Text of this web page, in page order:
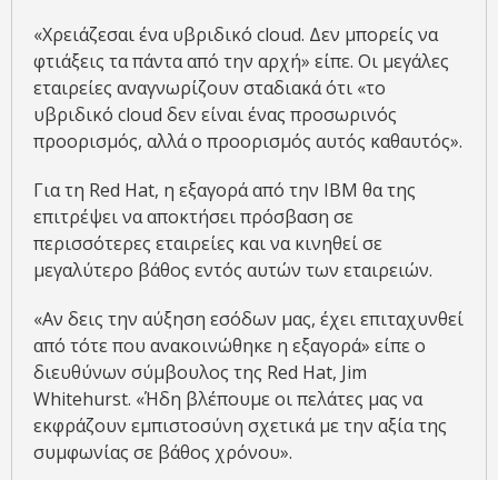
«Χρειάζεσαι ένα υβριδικό cloud. Δεν μπορείς να
φτιάξεις τα πάντα από την αρχή» είπε. Οι μεγάλες
εταιρείες αναγνωρίζουν σταδιακά ότι «το
υβριδικό cloud δεν είναι ένας προσωρινός
προορισμός, αλλά ο προορισμός αυτός καθαυτός».
Για τη Red Hat, η εξαγορά από την IBM θα της
επιτρέψει να αποκτήσει πρόσβαση σε
περισσότερες εταιρείες και να κινηθεί σε
μεγαλύτερο βάθος εντός αυτών των εταιρειών.
«Αν δεις την αύξηση εσόδων μας, έχει επιταχυνθεί
από τότε που ανακοινώθηκε η εξαγορά» είπε ο
διευθύνων σύμβουλος της Red Hat, Jim
Whitehurst. «Ήδη βλέπουμε οι πελάτες μας να
εκφράζουν εμπιστοσύνη σχετικά με την αξία της
συμφωνίας σε βάθος χρόνου».